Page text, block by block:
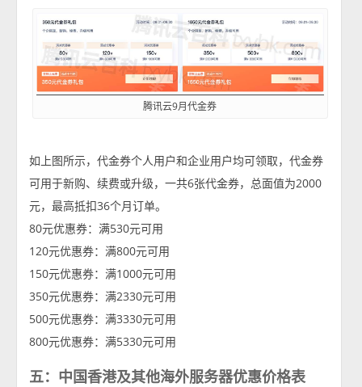
腾讯云9月代金券
如上图所示，代金券个人用户和企业用户均可领取，代金券
可用于新购、续费或升级，一共6张代金券，总面值为2000
元，最高抵扣36个月订单。
80元优惠券：满530元可用
120元优惠券：满800元可用
150元优惠券：满1000元可用
350元优惠券：满2330元可用
500元优惠券：满3330元可用
800元优惠券：满5330元可用
五：中国香港及其他海外服务器优惠价格表